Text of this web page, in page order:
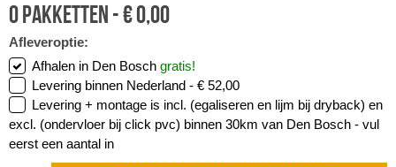
0pakketten -€0,00
Afleveroptie:
Afhalen in Den Bosch gratis!
Levering binnen Nederland - € 52,00
Levering + montage is incl. (egaliseren en lijm bij dryback) en
excl. (ondervloer bij click pvc) binnen 30km van Den Bosch - vul
eerst een aantal in